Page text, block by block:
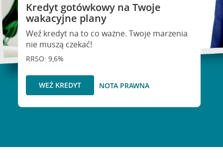
Kredyt gotówkowy na Twoje
wakacyjne plany
Weź kredyt na to co ważne. Twoje marzenia
nie muszą czekać!
RRSO: 9,6%
WEŹ KREDYT NOTA PRAWNA